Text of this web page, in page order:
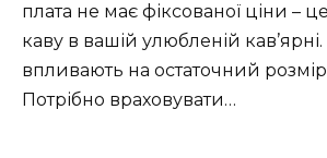
плата не має фіксованої ціни –
каву в вашій улюбленій кав’ярні.
впливають на остаточний
Потрібно враховувати…